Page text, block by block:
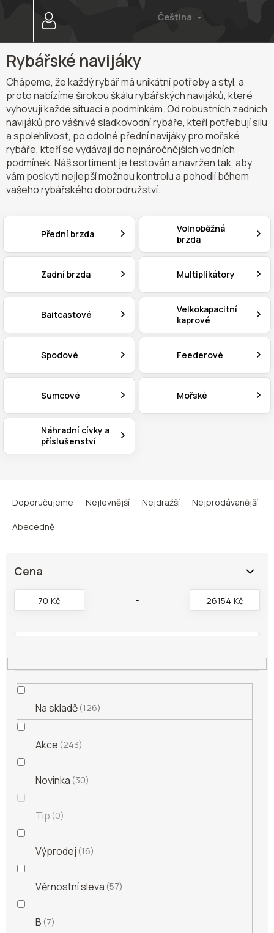
Čeština
Rybářské navijáky
Chápeme, že každý rybář má unikátní potřeby a styl, a
proto nabízíme širokou škálu rybářských navijáků, které
vyhovují každé situaci a podmínkám. Od robustních zadních
navijáků pro vášnivé sladkovodní rybáře, kteří potřebují silu
a spolehlivost, po odolné přední navijáky pro mořské
rybáře, kteří se vydávají do nejnáročnějších vodních
podmínek. Náš sortiment je testován a navržen tak, aby
vám poskytl nejlepší možnou kontrolu a pohodlí během
vašeho rybářského dobrodružství.
Přední brzda
Volnoběžná
brzda
Zadní brzda Multiplikátory
Baitcastové
Velkokapacitní
kaprové
Spodové Feederové
Sumcové Mořské
Náhradní cívky a
příslušenství
e
ů
Doporučujeme Nejlevnější Nejdražší Nejprodávanější
Abecedně
Cena
70 Kč 26154 Kč
Na skladě 126
Akce 243
Novinka 30
Tip 0
Výprodej 16
Věrnostní sleva 57
B 7